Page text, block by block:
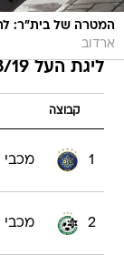
המטרה של בית"ר:
ארדוב
ליגת העל 2018/19
קבוצה
1 מכבי
2 מכבי